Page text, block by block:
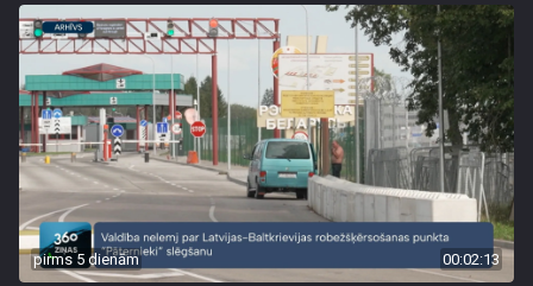
pirms 5 dienām 00:02:13